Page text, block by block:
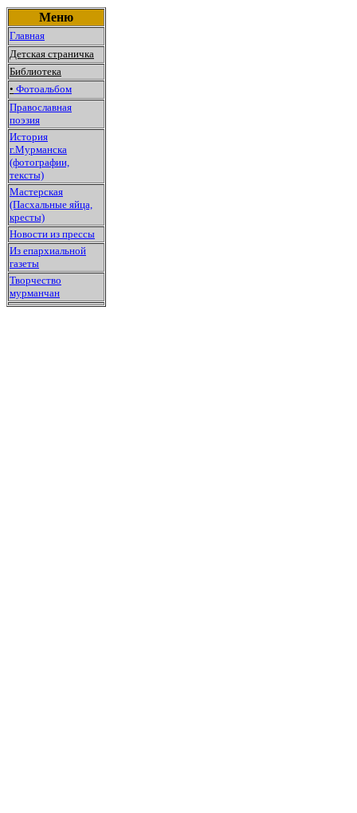
Меню
Главная
Детская страничка
Библиотека
• Фотоальбом
Православная
поэзия
История
г.Мурманска
(фотографии,
тексты)
Мастерская
(Пасхальные яйца,
кресты)
Новости из прессы
Из епархиальной
газеты
Творчество
мурманчан